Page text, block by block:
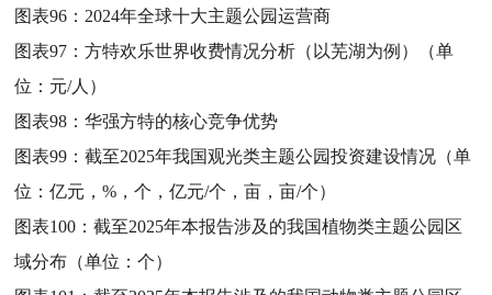
图表96： 2024年全球十大主题公园运营商
图表97：方特欢乐世界收费情况分析（以芜湖为例）（单
位：元/人）
图表98：华强方特的核心竞争优势
图表99：截至2025年我国观光类主题公园投资建设情况（单
位：亿元，%，个，亿元/个，亩，亩/个）
图表100：截至2025年本报告涉及的我国植物类主题公园区
域分布（单位：个）